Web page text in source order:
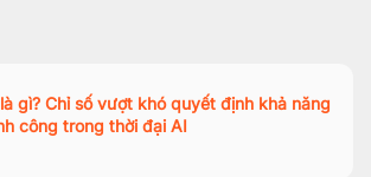
gì? Chỉ số vượt khó quyết định khả năng
công trong thời đại AI